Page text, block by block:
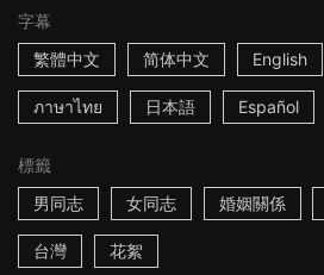
字幕
繁體中文
简体中文 English
ภาษาไทย 日本語 Español
標籤
男同志
女同志 婚姻關係
台灣 花絮